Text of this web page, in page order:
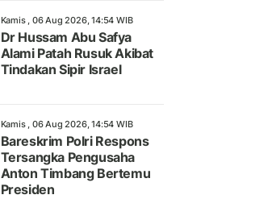
Kamis , 06 Aug 2026, 14:54 WIB
Dr Hussam Abu Safya
Alami Patah Rusuk Akibat
Tindakan Sipir Israel
Kamis , 06 Aug 2026, 14:54 WIB
Bareskrim Polri Respons
Tersangka Pengusaha
Anton Timbang Bertemu
Presiden